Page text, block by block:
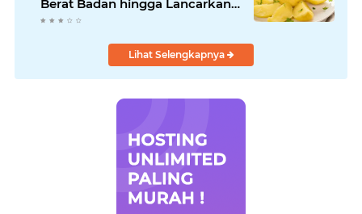
Berat Badan hingga Lancarkan
Pencernaan
Lihat Selengkapnya